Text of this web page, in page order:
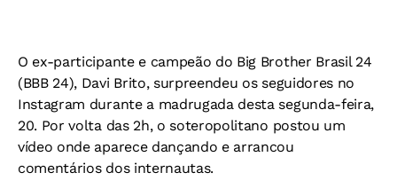
O ex-participante e campeão do Big Brother Brasil 24
(BBB 24), Davi Brito, surpreendeu os seguidores no
Instagram durante a madrugada desta segunda-feira,
20. Por volta das 2h, o soteropolitano postou um
vídeo onde aparece dançando e arrancou
comentários dos internautas.